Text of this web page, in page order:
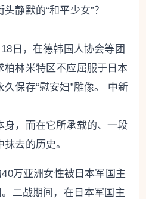
默的“和平少女”？
日，在德韩国人协会等团
柏林米特区不应屈服于日本
保存“慰安妇”雕像。 中新
，而在它所承载的、一段
去的历史。
万亚洲女性被日本军国主
二战期间，在日本军国主